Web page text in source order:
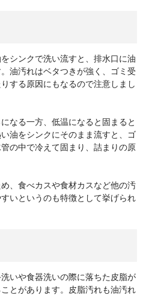
シンクで洗い流すと、排水口に油
油汚れはベタつきが強く、ゴミ受
する原因にもなるので注意しまし
なる一方、低温になると固まると
油をシンクにそのまま流すと、ゴ
の中で冷えて固まり、詰まりの原
、食べカスや食材カスなど他の汚
いというのも特徴として挙げられ
いや食器洗いの際に落ちた皮脂が
とがあります。皮脂汚れも油汚れ